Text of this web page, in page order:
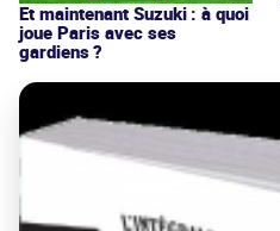
Et maintenant Suzuki : à quoi
joue Paris avec ses
gardiens ?